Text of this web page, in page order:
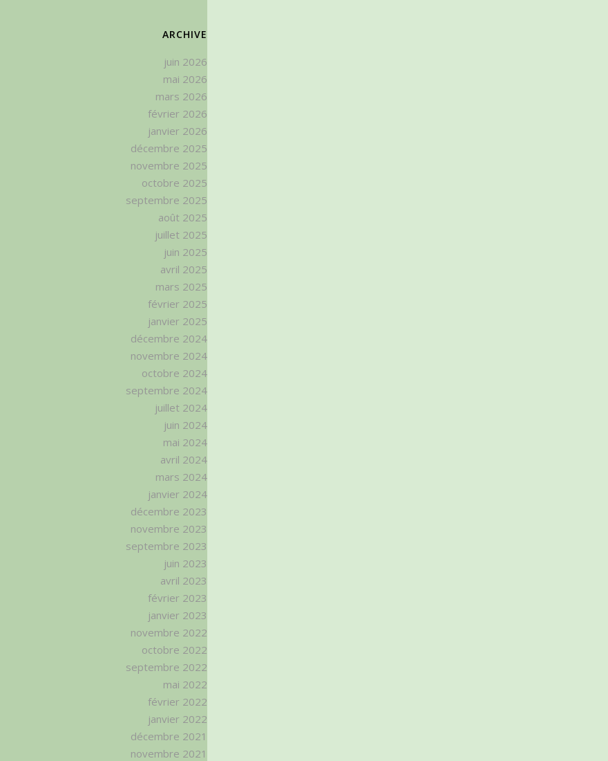
ARCHIVE
juin 2026
mai 2026
mars 2026
février 2026
janvier 2026
décembre 2025
novembre 2025
octobre 2025
septembre 2025
août 2025
juillet 2025
juin 2025
avril 2025
mars 2025
février 2025
janvier 2025
décembre 2024
novembre 2024
octobre 2024
septembre 2024
juillet 2024
juin 2024
mai 2024
avril 2024
mars 2024
janvier 2024
décembre 2023
novembre 2023
septembre 2023
juin 2023
avril 2023
février 2023
janvier 2023
novembre 2022
octobre 2022
septembre 2022
mai 2022
février 2022
janvier 2022
décembre 2021
novembre 2021